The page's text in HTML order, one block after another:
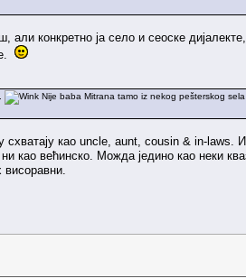
конкретно ја село и сеоске
Nije baba Mitrana tamo iz nekog pešterskog
схватају као uncle, aunt, cousin & in-
као већинско. Можда једино као неки